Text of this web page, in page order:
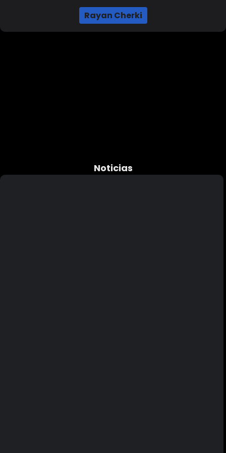
Rayan Cherki
Noticias